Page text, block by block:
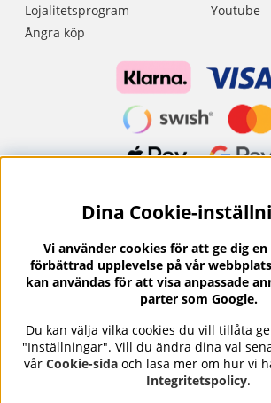
Lojalitetsprogram
Ångra köp
Youtube
Nyhetsbrev?
I vårt nyhetsbrev får du ta del av
erbjudanden.
Se våra omdömen på⭐
Dina Cookie-
Vi använder cookies för att ge dig
förbättrad upplevelse på vår
kan användas för att visa anpassade
parter som Google.
Du kan välja vilka cookies du vill tillåta
"Inställningar". Vill du ändra dina val
vår Cookie-sida och läsa mer om hur vi
Integritetspolicy.